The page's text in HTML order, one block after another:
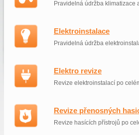
Pravidelná údržba klimatizace
Elektroinstalace
Pravidelná údržba
Elektro revize
Revize elektroinstalací po
Revize přenosných
Revize hasících přístrojů po